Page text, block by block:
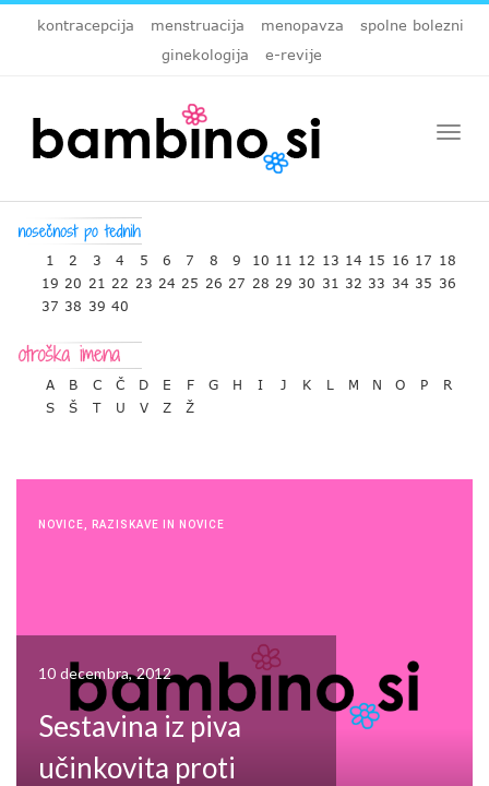
kontracepcija menstruacija menopavza
spolne bolezni
ginekologija
e-revije
1 2 3 4 5 6 7 8 9 10 11 12 13 14 15 16 17 18
19 20 21 22 23 24 25 26 27 28 29 30 31 32 33 34 35 36
37 38 39 40
A B C Č D E F G H I J K L M N O P
R
S
Š T U V Z Ž
NOVICE RAZISKAVE IN NOVICE
10 decembra, 2012
Sestavina iz piva
učinkovita proti